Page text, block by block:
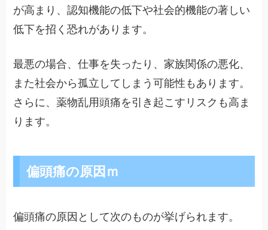
が高まり、認知機能の低下や社会的機能の著しい
低下を招く恐れがあります。
最悪の場合、仕事を失ったり、家族関係の悪化、
また社会から孤立してしまう可能性もあります。
さらに、薬物乱用頭痛を引き起こすリスクも高ま
ります。
偏頭痛の原因ｍ
偏頭痛の原因として次のものが挙げられます。